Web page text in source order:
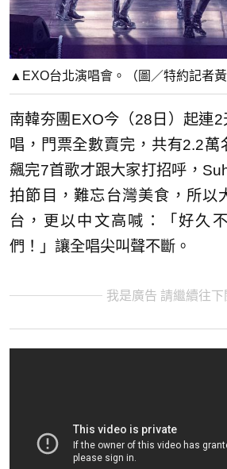
▲EXO台北演唱會。（圖／特約記者黃
南韓夯團EXO今（28日）起連
唱，門票全數賣完，共有2.2萬
飆完7首歌才跟大家打招呼，
拍節目，難忘台灣美食，所以
台，更以中文高喊：「好久
們！」讓全唱尖叫聲不斷。
我是廣告 請繼續往下